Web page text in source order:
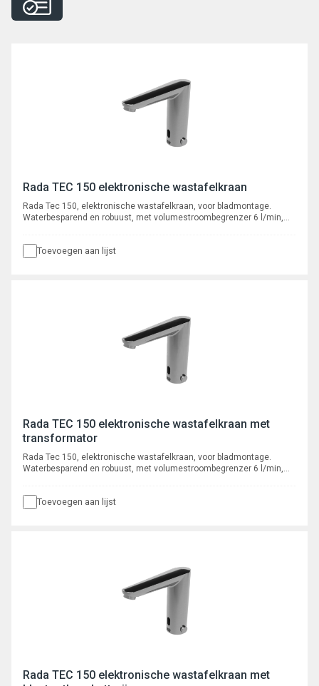
Rada TEC 150 elektronische wastafelkraan
Rada Tec 150, elektronische wastafelkraan, voor bladmontage.
Waterbesparend en robuust, met volumestroombegrenzer 6 l/min,
Toevoegen aan lijst
Rada TEC 150 elektronische wastafelkraan met
transformator
Rada Tec 150, elektronische wastafelkraan, voor bladmontage.
Waterbesparend en robuust, met volumestroombegrenzer 6 l/min,
Toevoegen aan lijst
Rada TEC 150 elektronische wastafelkraan met